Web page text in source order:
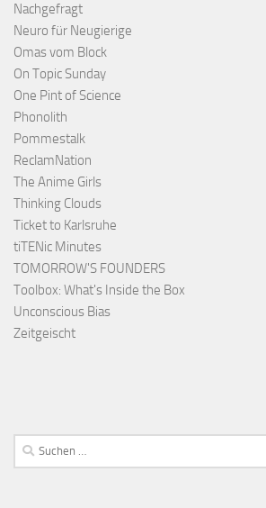
Nachgefragt
Neuro für Neugierige
Omas vom Block
On Topic Sunday
One Pint of Science
Phonolith
Pommestalk
ReclamNation
The Anime Girls
Thinking Clouds
Ticket to Karlsruhe
tiTENic Minutes
TOMORROW'S FOUNDERS
Toolbox: What's Inside the Box
Unconscious Bias
Zeitgeischt